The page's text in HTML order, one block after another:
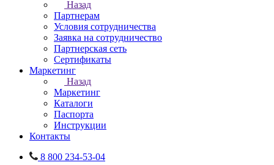
Назад
Партнерам
Условия сотрудничества
Заявка на сотрудничество
Партнерская сеть
Сертификаты
Маркетинг
Назад
Маркетинг
Каталоги
Паспорта
Инструкции
Контакты
8 800 234-53-04